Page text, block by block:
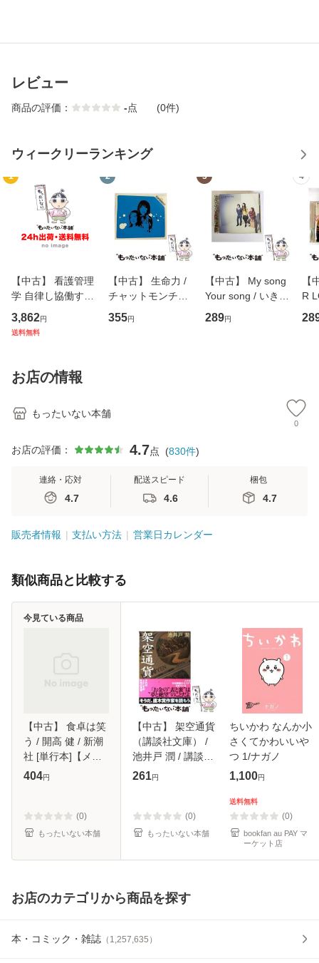
レビュー
商品の評価： -点 (0件)
ウィークリーランキング
1
【中古】 看護管理
学 自律し協働する
専門職の看護マネ
ジメントスキル 改
恵 藤本幸三 / 南江
堂 [単行
3,862円
送料無料
2
【中古】 生命力 /
チャットモンチー /
キューンレコード
[CD]【メール便送
355円
3
【中古】 My song
Your song / いきも
のがかり / [CD]
【メール便送料無
289円
4
【
R
産
お店の情報
もったいない本舗
0
お店の評価： 4.7点 (830件)
連絡・応対
4.7
配送スピード
4.6
梱包
4.7
販売者情報 支払い方法 営業日カレンダー
類似商品と比較する
【中古】 食卓は笑
う / 開高 健 / 新潮
社 [単行本]【メー
ル便送料無料】
404円
(0)
もったいない本舗
今見ている商品
【中古】 架空通貨
（講談社文庫） /
池井戸 潤 / 講談社
[文庫]【メール便送
261円
(0)
もったいない本舗
ちいかわ なんか小
さくてかわいいや
つ 1/ナガノ
1,100円
送料無料
(0)
bookfan au PAY マ
ーケット店
お店のカテゴリから商品を探す
本・コミック・雑誌 （ 1,257,635 ）